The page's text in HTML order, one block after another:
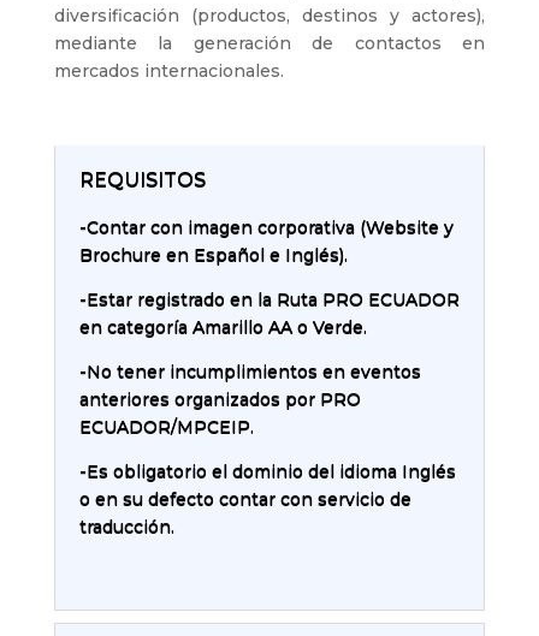
diversificación (productos, destinos y actores),
mediante la generación de contactos en
mercados internacionales.
REQUISITOS
-Contar con imagen corporativa (Website y
Brochure en Español e Inglés).
-Estar registrado en la Ruta PRO ECUADOR
en categoría Amarillo AA o Verde.
-No tener incumplimientos en eventos
anteriores organizados por PRO
ECUADOR/MPCEIP.
-Es obligatorio el dominio del idioma Inglés
o en su defecto contar con servicio de
traducción.